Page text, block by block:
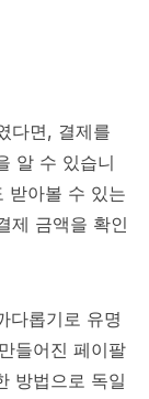
다면, 결제를
알 수 있습니
받아볼 수 있는
제 금액을 확인
다롭기로 유명
들어진 페이팔
방법으로 독일